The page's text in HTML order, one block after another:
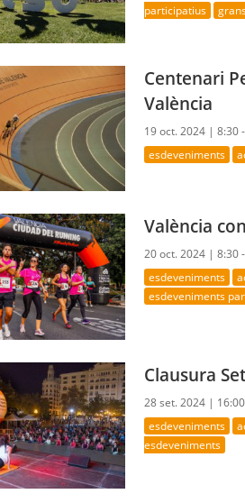
participatius
Centenari
València
19 oct. 2024 |8:30
esdeveniments
València
20 oct. 2024 |8:30
esdeveniments
esdeveniments
Clausura
28 set. 2024 |
esdeveniments
esdeveniments